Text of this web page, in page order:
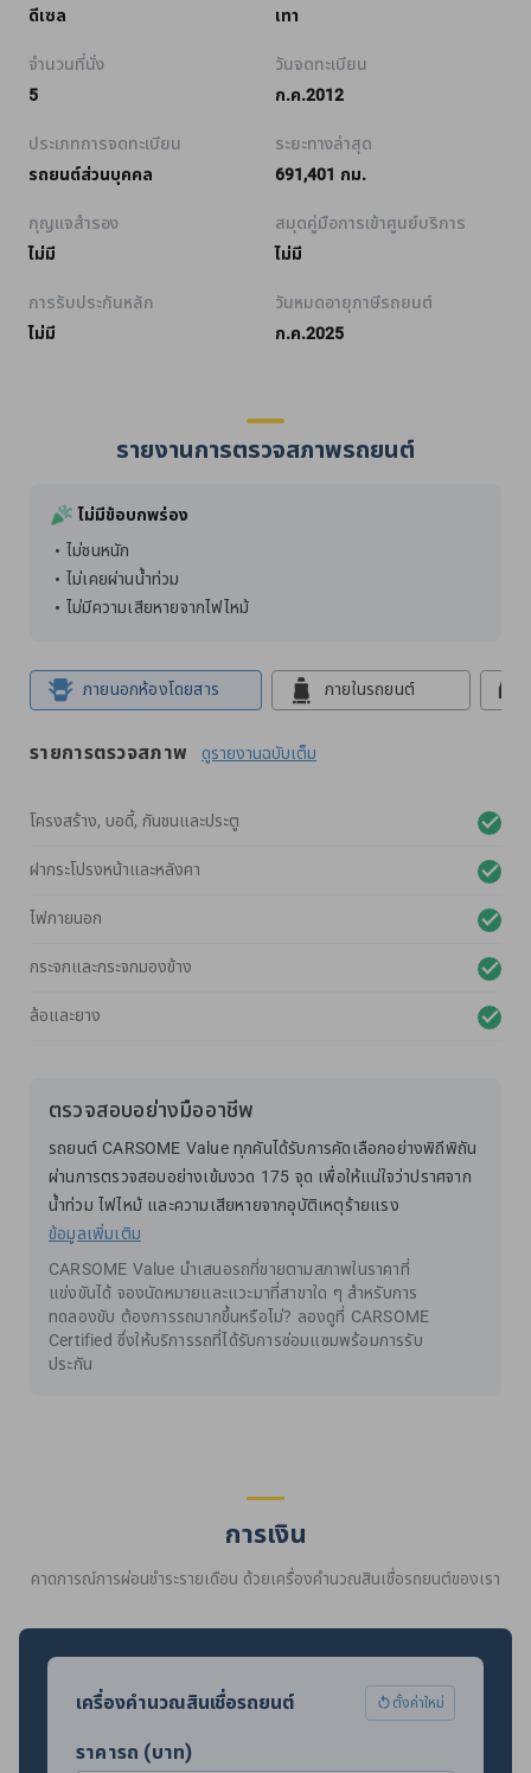
ดีเซล
เทา
จำนวนที่นั่ง
5
วันจดทะเบียน
ก.ค.2012
ประเภทการจดทะเบียน
รถยนต์ส่วนบุคคล
ระยะทางล่าสุด
691,401 กม.
กุญแจสำรอง
ไม่มี
สมุดคู่มือการเข้าศูนย์บริการ
ไม่มี
การรับประกันหลัก
ไม่มี
วันหมดอายุภาษีรถยนต์
ก.ค.2025
รายงานการตรวจสภาพรถยนต์
ไม่มีข้อบกพร่อง
ไม่ชนหนัก
ไม่เคยผ่านน้ำท่วม
ไม่มีความเสียหายจากไฟไหม้
ภายนอกห้องโดยสาร ภายในรถยนต์
รายการตรวจสภาพ ดูรายงานฉบับเต็ม
โครงสร้าง, บอดี้, กันชนและประตู
ฝากระโปรงหน้าและหลังคา
ไฟภายนอก
กระจกและกระจกมองข้าง
ล้อและยาง
ตรวจสอบอย่างมืออาชีพ
รถยนต์ CARSOME Value ทุกคันได้รับการคัดเลือกอย่างพิถีพิถัน
ผ่านการตรวจสอบอย่างเข้มงวด 175 จุด เพื่อให้แน่ใจว่าปราศจาก
น้ำท่วม ไฟไหม้ และความเสียหายจากอุบัติเหตุร้ายแรง
ข้อมูลเพิ่มเติม
CARSOME Value นำเสนอรถที่ขายตามสภาพในราคาที่
แข่งขันได้ จองนัดหมายและแวะมาที่สาขาใด ๆ สำหรับการ
ทดลองขับ ต้องการรถมากขึ้นหรือไม่? ลองดูที่ CARSOME
Certified ซึ่งให้บริการรถที่ได้รับการซ่อมแซมพร้อมการรับ
ประกัน
การเงิน
คาดการณ์การผ่อนชำระรายเดือน ด้วยเครื่องคำนวณสินเชื่อรถยนต์ของเรา
เครื่องคำนวณสินเชื่อรถยนต์ ตั้งค่าใหม่
ราคารถ (บาท)